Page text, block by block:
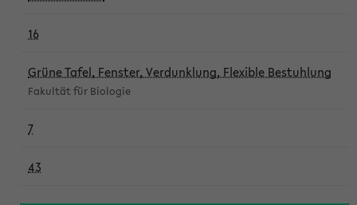
16
Grüne Tafel, Fenster, Verdunklung, Flexible Bestuhlung
Fakultät für Biologie
7
43